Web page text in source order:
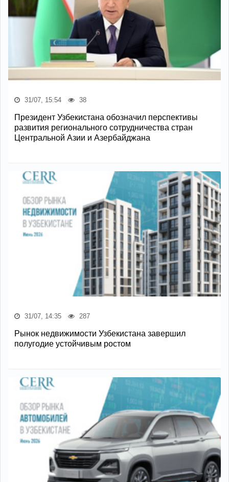
31/07, 15:54 38
Президент Узбекистана обозначил перспективы
развития регионального сотрудничества стран
Центральной Азии и Азербайджана
31/07, 14:35 287
Рынок недвижимости Узбекистана завершил
полугодие устойчивым ростом